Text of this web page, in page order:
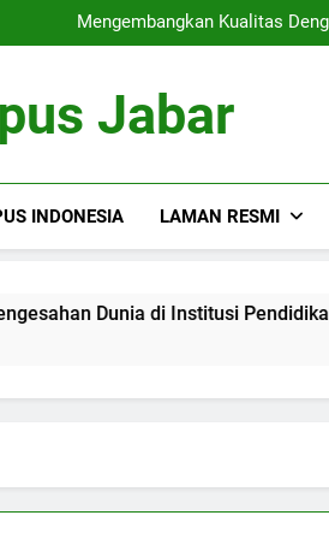
Mengembangkan Kualitas
Blended
Mengembangkan Kualitas
Blended
Jabar
INDONESIA LAMAN RESMI
Dunia di Institusi Pendidikan